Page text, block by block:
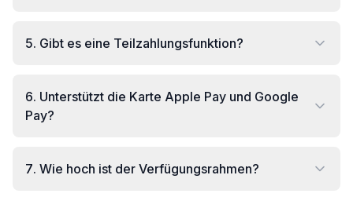
5. Gibt es eine Teilzahlungsfunktion?
6. Unterstützt die Karte Apple Pay und Google
Pay?
7. Wie hoch ist der Verfügungsrahmen?